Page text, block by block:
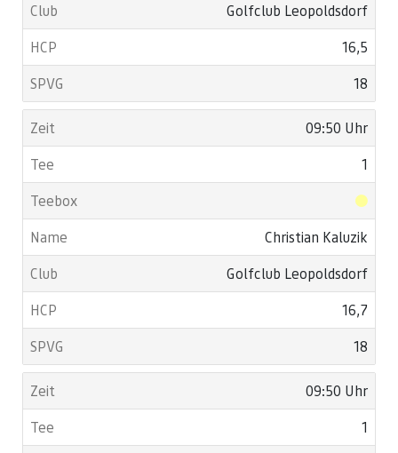
Golfclub Leopoldsdorf
16,5
18
09:50 Uhr
1
Christian Kaluzik
Golfclub Leopoldsdorf
16,7
18
09:50 Uhr
1